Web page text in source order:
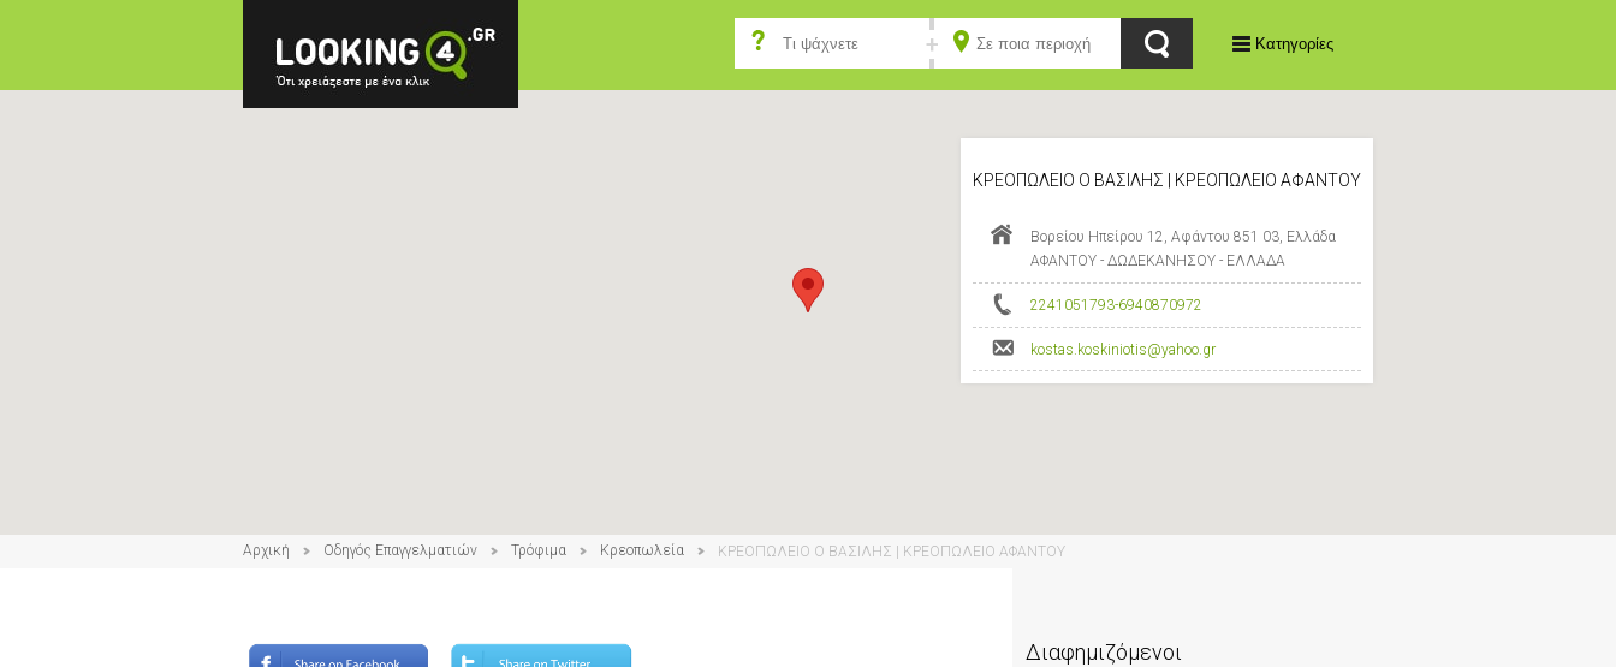
Κατηγορίες
ΚΡΕΟΠΩΛΕΙΟ Ο ΒΑΣΙΛΗΣ | ΚΡΕΟΠΩΛΕΙΟ ΑΦΑΝΤΟΥ
Βορείου Ηπείρου 12, Αφάντου 851 03, Ελλάδα
ΑΦΑΝΤΟΥ - ΔΩΔΕΚΑΝΗΣΟΥ - ΕΛΛΑΔΑ
2241051793-6940870972
kostas.koskiniotis@yahoo.gr
Αρχική Οδηγός Επαγγελματιών Τρόφιμα Κρεοπωλεία ΚΡΕΟΠΩΛΕΙΟ Ο ΒΑΣΙΛΗΣ | ΚΡΕΟΠΩΛΕΙΟ ΑΦΑΝΤΟΥ
Διαφημιζόμενοι